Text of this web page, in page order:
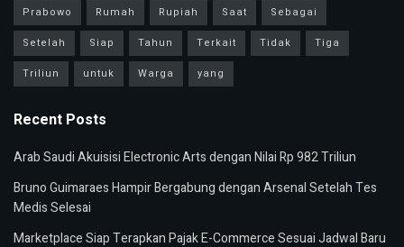
Prabowo
Rumah Rupiah Saat
Sebagai
Setelah
Siap Tahun Terkait Tidak
Tiga
Triliun
untuk Warga yang
Recent Posts
Arab Saudi Akuisisi Electronic Arts dengan Nilai Rp 982 Triliun
Bruno Guimaraes Hampir Bergabung dengan Arsenal Setelah Tes
Medis Selesai
Marketplace Siap Terapkan Pajak E-Commerce Sesuai Jadwal Baru